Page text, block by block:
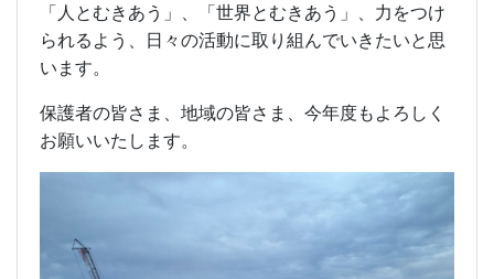
「人とむきあう」、「世界とむきあう」、力をつけ
られるよう、日々の活動に取り組んでいきたいと思
います。
保護者の皆さま、地域の皆さま、今年度もよろしく
お願いいたします。